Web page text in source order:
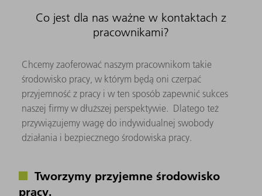
Co jest dla nas ważne w kontaktach z
pracownikami?
Chcemy zaoferować naszym pracownikom takie
środowisko pracy, w którym będą oni czerpać
przyjemność z pracy i w ten sposób zapewnić sukces
naszej firmy w dłuższej perspektywie. Dlatego też
przywiązujemy wagę do indywidualnej swobody
działania i bezpiecznego środowiska pracy.
Tworzymy przyjemne środowisko
pracy.